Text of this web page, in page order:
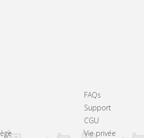
FAQs
Support
CGU
Vie privée